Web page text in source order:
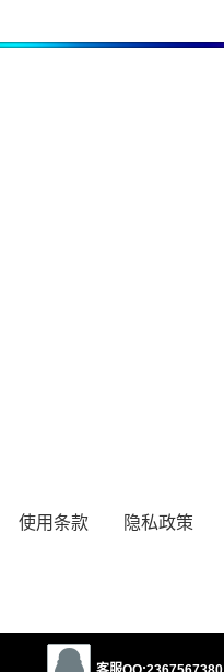
使用条款 隐私政策